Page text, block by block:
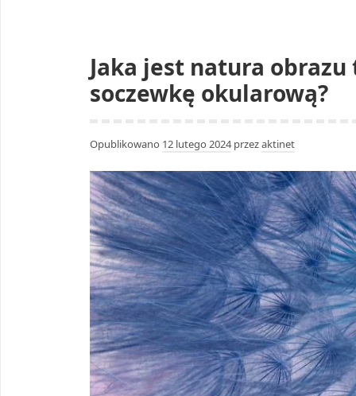
Jaka jest natura
soczewkę okularową?
Opublikowano 12 lutego 2024przezaktinet